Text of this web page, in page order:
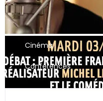
Send Mail
Cinéma
Conférences